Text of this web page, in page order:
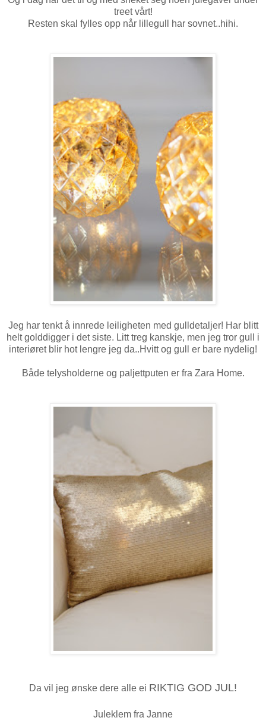
treet vårt!
Resten skal fylles opp når lillegull har sovnet..hihi.
Jeg har tenkt å innrede leiligheten med gulldetaljer! Har blitt
helt golddigger i det siste. Litt treg kanskje, men jeg tror gull i
interiøret blir hot lengre jeg da..Hvitt og gull er bare nydelig!
Både telysholderne og paljettputen er fra Zara Home.
Da vil jeg ønske dere alle ei RIKTIG GOD JUL!
Juleklem fra Janne